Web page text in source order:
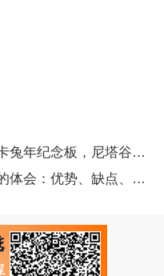
纪念板，尼塔谷早田希娜！
会：优势、缺点、变化